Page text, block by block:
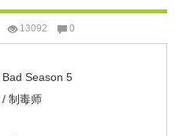
13092 0
Season 5
制毒师